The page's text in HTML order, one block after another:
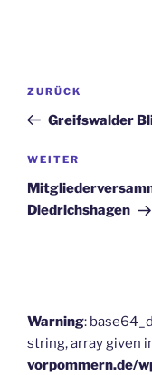
Vorheriger
Beitrag
ZURÜCK
Greifswalder
Nächster
Beitrag
WEITER
Diedrichshagen
Warning:
string, array given
vorpommern.de/